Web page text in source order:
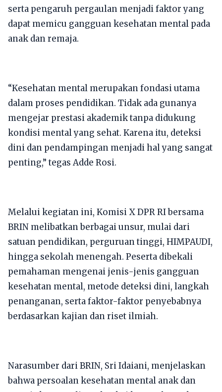
serta pengaruh pergaulan menjadi faktor yang
dapat memicu gangguan kesehatan mental pada
anak dan remaja.
“Kesehatan mental merupakan fondasi utama
dalam proses pendidikan. Tidak ada gunanya
mengejar prestasi akademik tanpa didukung
kondisi mental yang sehat. Karena itu, deteksi
dini dan pendampingan menjadi hal yang sangat
penting,” tegas Adde Rosi.
Melalui kegiatan ini, Komisi X DPR RI bersama
BRIN melibatkan berbagai unsur, mulai dari
satuan pendidikan, perguruan tinggi, HIMPAUDI,
hingga sekolah menengah. Peserta dibekali
pemahaman mengenai jenis-jenis gangguan
kesehatan mental, metode deteksi dini, langkah
penanganan, serta faktor-faktor penyebabnya
berdasarkan kajian dan riset ilmiah.
Narasumber dari BRIN, Sri Idaiani, menjelaskan
bahwa persoalan kesehatan mental anak dan